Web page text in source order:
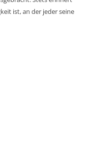
ist, an der jeder seine